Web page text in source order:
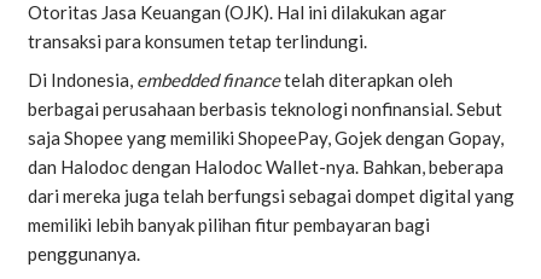
Otoritas Jasa Keuangan (OJK). Hal ini dilakukan agar
transaksi para konsumen tetap terlindungi.
Di Indonesia, embedded financetelah diterapkan oleh
berbagai perusahaan berbasis teknologi nonfinansial. Sebut
saja Shopee yang memiliki ShopeePay, Gojek dengan Gopay,
dan Halodoc dengan Halodoc Wallet-nya. Bahkan, beberapa
dari mereka juga telah berfungsi sebagai dompet digital yang
memiliki lebih banyak pilihan fitur pembayaran bagi
penggunanya.